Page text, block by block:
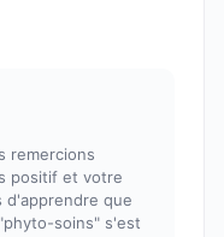
remercions
positif et votre
d'apprendre que
soins" s'est